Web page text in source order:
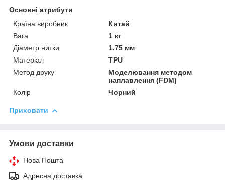
Основні атрибути
Країна виробник
Китай
Вага
1 кг
Діаметр нитки
1.75 мм
Матеріал
TPU
Метод друку
Моделювання методом
наплавлення (FDM)
Колір
Чорний
Приховати
Умови доставки
Нова Пошта
Адресна доставка